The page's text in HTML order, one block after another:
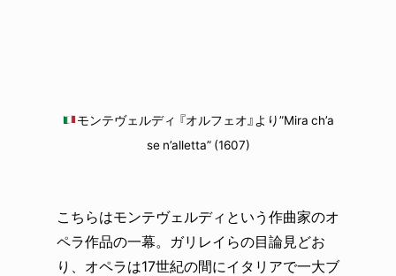
モンテヴェルディ 『オルフェオ』より”Mira ch’a
se n’alletta” (1607)
こちらはモンテヴェルディという作曲家のオ
ペラ作品の一幕。ガリレイらの目論見どお
り、オペラは17世紀の間にイタリアで一大ブ